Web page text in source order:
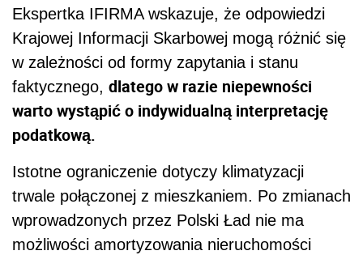
Ekspertka IFIRMA wskazuje, że odpowiedzi
Krajowej Informacji Skarbowej mogą różnić się
w zależności od formy zapytania i stanu
faktycznego, dlatego w razie niepewności
warto wystąpić o indywidualną interpretację
podatkową.
Istotne ograniczenie dotyczy klimatyzacji
trwale połączonej z mieszkaniem. Po zmianach
wprowadzonych przez Polski Ład nie ma
możliwości amortyzowania nieruchomości